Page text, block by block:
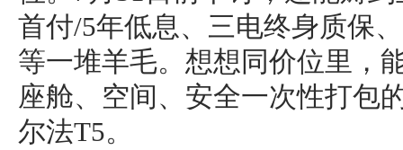
首付/5年低息、三电终身质保
等一堆羊毛。想想同价位里，
座舱、空间、安全一次性打包
尔法T5。